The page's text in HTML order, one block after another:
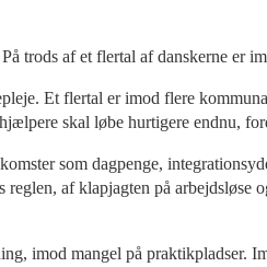
trods af et flertal af danskerne er
Et flertal er imod flere
skal løbe hurtigere endnu,
som dagpenge,
af klapjagten på
imod mangel på